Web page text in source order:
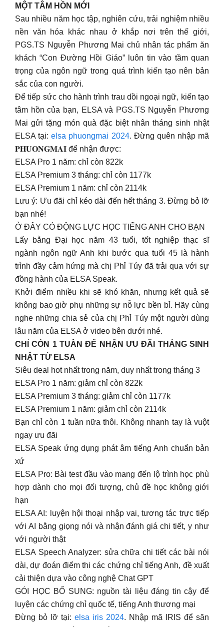
MỘT TÂM HỒN MỚI
Sau nhiều năm học tập, nghiên cứu, trải nghiệm nhiều
nền văn hóa khác nhau ở khắp nơi trên thế giới,
PGS.TS Nguyễn Phương Mai chủ nhân tác phẩm ăn
khách “Con Đường Hồi Giáo” luôn tin vào tầm quan
trọng của ngôn ngữ trong quá trình kiến tạo nên bản
sắc của con người.
Để tiếp sức cho hành trình trau dồi ngoại ngữ, kiến tạo
tâm hồn của bạn, ELSA và PGS.TS Nguyễn Phương
Mai gửi tặng món quà đặc biệt nhân tháng sinh nhật
ELSA tại:elsa phuongmai 2024. Đừng quên nhập mã
𝐏𝐇𝐔𝐎𝐍𝐆𝐌𝐀𝐈 để nhận được:
ELSA Pro 1 năm: chỉ còn 822k
ELSA Premium 3 tháng: chỉ còn 1177k
ELSA Premium 1 năm: chỉ còn 2114k
Lưu ý: Ưu đãi chỉ kéo dài đến hết tháng 3. Đừng bỏ lỡ
bạn nhé!
Ở ĐÂY CÓ ĐỘNG LỰC HỌC TIẾNG ANH CHO BẠN
Lấy bằng Đại học năm 43 tuổi, tốt nghiệp thạc sĩ
ngành ngôn ngữ Anh khi bước qua tuổi 45 là hành
trình đầy cảm hứng mà chị Phỉ Túy đã trải qua với sự
đồng hành của ELSA Speak.
Khởi điểm nhiều khi sẽ khó khăn, nhưng kết quả sẽ
không bao giờ phụ những sự nỗ lực bền bỉ. Hãy cùng
nghe những chia sẻ của chị Phỉ Túy một người dùng
lâu năm của ELSA ở video bên dưới nhé.
CHỈ CÒN 1 TUẦN ĐỂ NHẬN ƯU ĐÃI THÁNG SINH
NHẬT TỪ ELSA
Siêu deal hot nhất trong năm, duy nhất trong tháng 3
ELSA Pro 1 năm: giảm chỉ còn 822k
ELSA Premium 3 tháng: giảm chỉ còn 1177k
ELSA Premium 1 năm: giảm chỉ còn 2114k
Bạn chỉ còn 1 tuần nữa thôi. Không nhanh tay là vuột
ngay ưu đãi
ELSA Speak ứng dụng phát âm tiếng Anh chuẩn bản
xứ
ELSA Pro: Bài test đầu vào mang đến lộ trình học phù
hợp dành cho mọi đối tượng, chủ đề học không giới
hạn
ELSA AI: luyện hội thoại nhập vai, tương tác trực tiếp
với AI bằng giọng nói và nhận đánh giá chi tiết, y như
với người thật
ELSA Speech Analyzer: sửa chữa chi tiết các bài nói
dài, dự đoán điểm thi các chứng chỉ tiếng Anh, đề xuất
cải thiện dựa vào công nghệ Chat GPT
GÓI HỌC BỔ SUNG: nguồn tài liệu đáng tin cậy để
luyện các chứng chỉ quốc tế, tiếng Anh thương mại
Đừng bỏ lỡ tại: elsa iris 2024. Nhập mã IRIS để săn